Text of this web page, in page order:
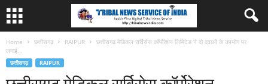
Home छत्तीसगढ़ RAIPUR
छत्तीसगढ़ मेडिकल सर्विसेस कॉर्पोरेशन लिमिटेड ने दो दवाओं के उपयोग पर
लगाई...
छत्तीसगढ़ RAIPUR